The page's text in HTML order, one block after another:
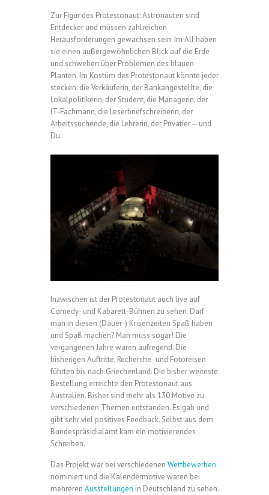
Zur Figur des Protestonaut: Astronauten sind
Entdecker und müssen zahlreichen
Herausforderungen gewachsen sein. Im All haben
sie einen außergewöhnlichen Blick auf die Erde
und schweben über Problemen des blauen
Planten. Im Kostüm des Protestonaut könnte jeder
stecken: die Verkäuferin, der Bankangestellte, die
Lokalpolitikerin, der Student, die Managerin, der
IT-Fachmann, die Leserbriefschreiberin, der
Arbeitssuchende, die Lehrerin, der Privatier – und
Du.
Inzwischen ist der Protestonaut auch live auf
Comedy- und Kabarett-Bühnen zu sehen. Darf
man in diesen (Dauer-) Krisenzeiten Spaß haben
und Spaß machen? Man muss sogar! Die
vergangenen Jahre waren aufregend. Die
bisherigen Auftritte, Recherche- und Fotoreisen
führten bis nach Griechenland. Die bisher weiteste
Bestellung erreichte den Protestonaut aus
Australien. Bisher sind mehr als 130 Motive zu
verschiedenen Themen entstanden. Es gab und
gibt sehr viel positives Feedback. Selbst aus dem
Bundespräsidialamt kam ein motivierendes
Schreiben.
Das Projekt war bei verschiedenen Wettbewerben
nominiert und die Kalendermotive waren bei
mehreren Ausstellungen in Deutschland zu sehen.